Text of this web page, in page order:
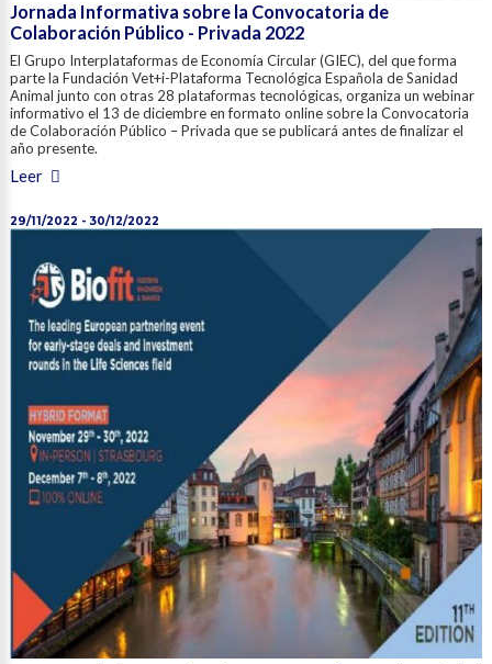
Jornada Informativa sobre la Convocatoria de
Colaboración Público - Privada 2022
El Grupo Interplataformas de Economía Circular (GIEC), del que forma
parte la Fundación Vet+i-Plataforma Tecnológica Española de Sanidad
Animal junto con otras 28 plataformas tecnológicas, organiza un webinar
informativo el 13 de diciembre en formato online sobre la Convocatoria
de Colaboración Público – Privada que se publicará antes de finalizar el
año presente.
Leer
29/11/2022 - 30/12/2022